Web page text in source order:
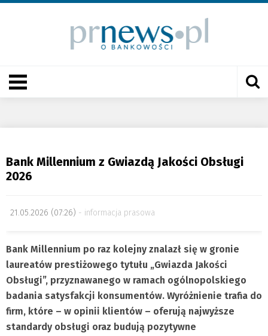
Bank Millennium z Gwiazdą Jakości Obsługi
2026
21.05.2026 (07:26) informacja prasowa
Bank Millennium po raz kolejny znalazł się w gronie
laureatów prestiżowego tytułu „Gwiazda Jakości
Obsługi”, przyznawanego w ramach ogólnopolskiego
badania satysfakcji konsumentów. Wyróżnienie trafia do
firm, które – w opinii klientów – oferują najwyższe
standardy obsługi oraz budują pozytywne